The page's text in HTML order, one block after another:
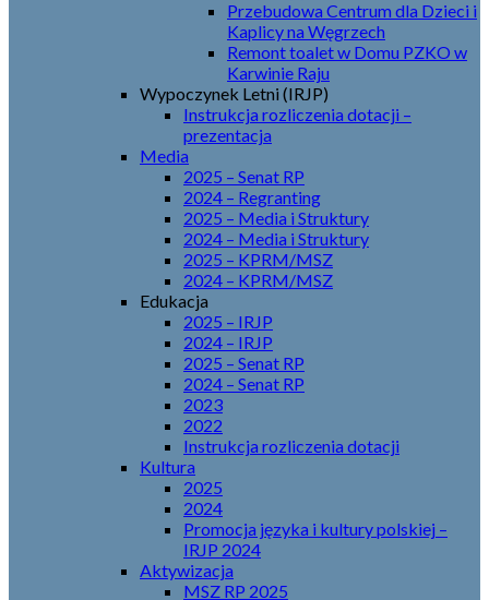
Przebudowa Centrum dla Dzieci i
Kaplicy na Węgrzech
Remont toalet w Domu PZKO w
Karwinie Raju
Wypoczynek Letni (IRJP)
Instrukcja rozliczenia dotacji –
prezentacja
Media
2025 – Senat RP
2024 – Regranting
2025 – Media i Struktury
2024 – Media i Struktury
2025 – KPRM/MSZ
2024 – KPRM/MSZ
Edukacja
2025 – IRJP
2024 – IRJP
2025 – Senat RP
2024 – Senat RP
2023
2022
Instrukcja rozliczenia dotacji
Kultura
2025
2024
Promocja języka i kultury polskiej –
IRJP 2024
Aktywizacja
MSZ RP 2025